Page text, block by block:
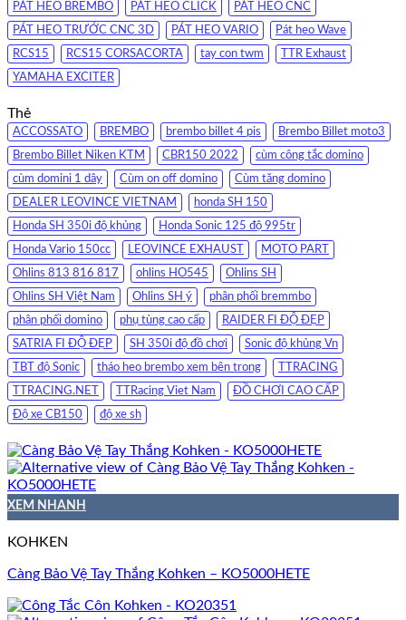
PÁT HEO BREMBO PÁT HEO CLICK PÁT HEO CNC
PÁT HEO TRƯỚC CNC 3D PÁT HEO VARIO Pát heo Wave
RCS15 RCS15 CORSACORTA tay con twm TTR Exhaust
YAMAHA EXCITER
Thẻ
ACCOSSATO BREMBO brembo billet 4 pis Brembo Billet moto3
Brembo Billet Niken KTM CBR150 2022 cùm công tắc domino
cùm domini 1 dây Cùm on off domino Cùm tăng domino
DEALER LEOVINCE VIETNAM honda SH 150
Honda SH 350i độ khủng Honda Sonic 125 độ 995tr
Honda Vario 150cc LEOVINCE EXHAUST MOTO PART
Ohlins 813 816 817 ohlins HO545 Ohlins SH
Ohlins SH Việt Nam Ohlins SH ý phân phối bremmbo
phân phối domino phụ tùng cao cấp RAIDER FI ĐỘ ĐẸP
SATRIA FI ĐỘ ĐẸP SH 350i độ đồ chơi Sonic độ khủng Vn
TBT độ Sonic tháo heo brembo xem bên trong TTRACING
TTRACING.NET TTRacing Viet Nam ĐỒ CHƠI CAO CẤP
Độ xe CB150 độ xe sh
XEM NHANH
KOHKEN
Càng Bảo Vệ Tay Thắng Kohken – KO5000HETE